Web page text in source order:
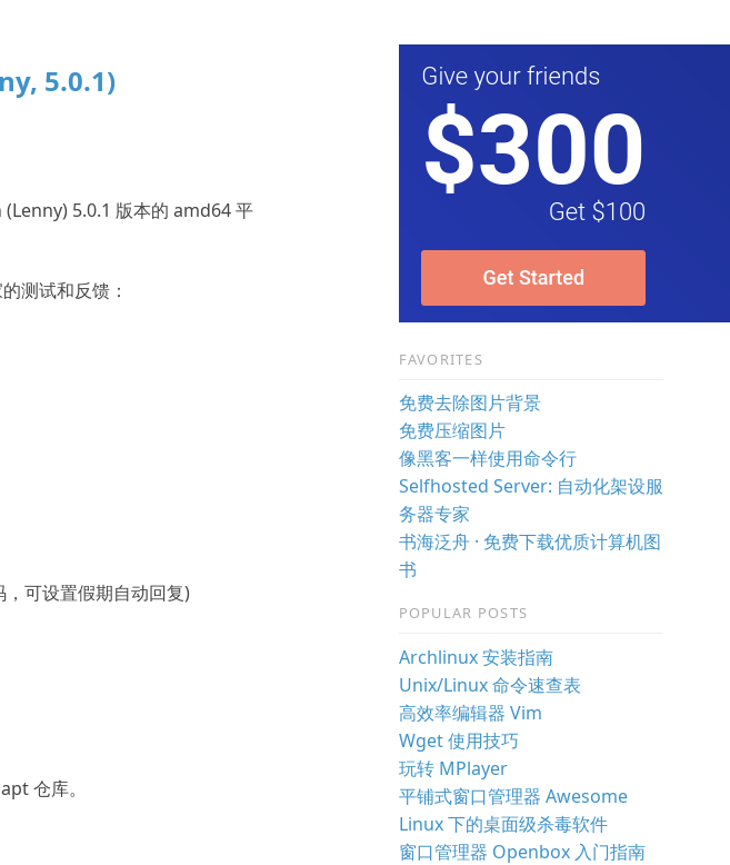
5.0.1)
5.0.1 版本的 amd64 平
测试和反馈：
可设置假期自动回复)
仓库。
FAVORITES
免费去除图片背景
免费压缩图片
像黑客一样使用命令行
Selfhosted Server: 自动化架设服
务器专家
书海泛舟 · 免费下载优质计算机图
书
POPULAR POSTS
Archlinux 安装指南
Unix/Linux 命令速查表
高效率编辑器 Vim
Wget 使用技巧
玩转 MPlayer
平铺式窗口管理器 Awesome
Linux 下的桌面级杀毒软件
窗口管理器 Openbox 入门指南